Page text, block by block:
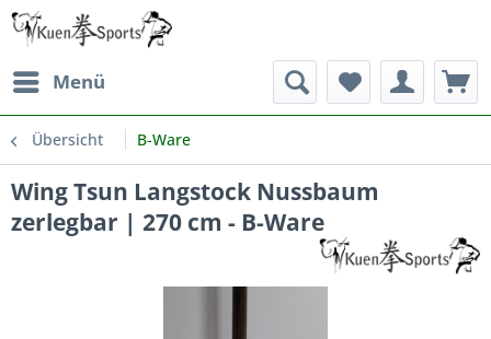
Menü
Übersicht B-Ware
Wing Tsun Langstock Nussbaum
zerlegbar | 270 cm - B-Ware